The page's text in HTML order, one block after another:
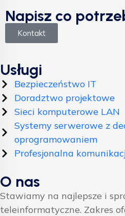
Napisz co
Kontakt
Usługi
Bezpieczeństwo IT
Doradztwo projektowe
Sieci komputerowe LAN
Systemy serwerowe z
oprogramowaniem
Profesjonalna
O nas
Stawiamy na najlepsze i
teleinformatyczne. Zakres